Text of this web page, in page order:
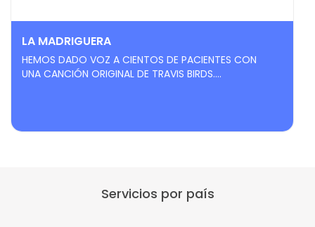
LA MADRIGUERA
HEMOS DADO VOZ A CIENTOS DE PACIENTES CON
UNA CANCIÓN ORIGINAL DE TRAVIS BIRDS....
Servicios por país